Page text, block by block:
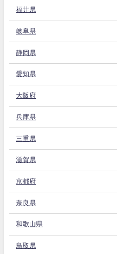
福井県
岐阜県
静岡県
愛知県
大阪府
兵庫県
三重県
滋賀県
京都府
奈良県
和歌山県
鳥取県